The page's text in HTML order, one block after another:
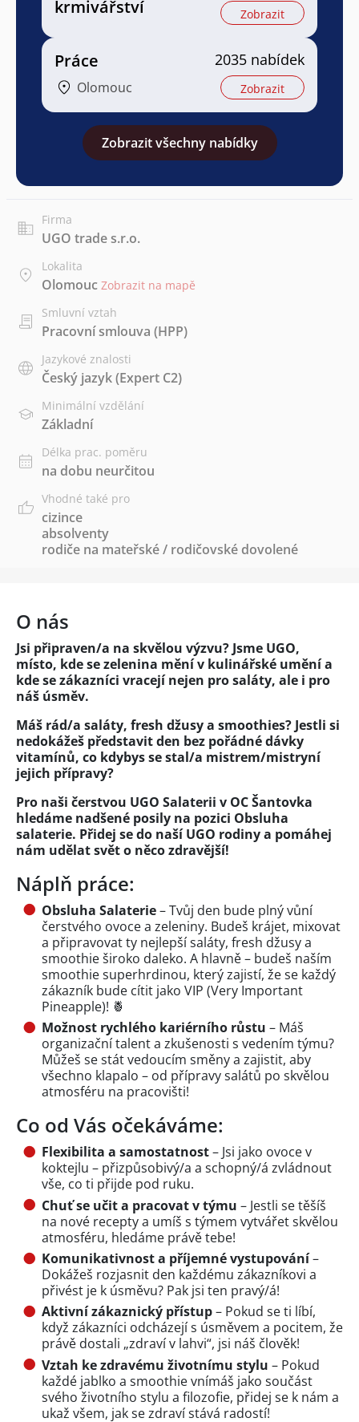
krmivářství
Zobrazit
Práce
Olomouc
2035 nabídek
Zobrazit
Zobrazit všechny nabídky
Firma
UGO trade s.r.o.
Lokalita
Olomouc Zobrazit na mapě
Smluvní vztah
Pracovní smlouva (HPP)
Jazykové znalosti
Český jazyk(Expert C2)
Minimální vzdělání
Základní
Délka prac. poměru
na dobu neurčitou
Vhodné také pro
cizince
absolventy
rodiče na mateřské / rodičovské dovolené
O nás
Jsi připraven/a na skvělou výzvu? Jsme UGO,
místo, kde se zelenina mění v kulinářské umění a
kde se zákazníci vracejí nejen pro saláty, ale i pro
náš úsměv.
Máš rád/a saláty, fresh džusy a smoothies? Jestli si
nedokážeš představit den bez pořádné dávky
vitamínů, co kdybys se stal/a mistrem/mistryní
jejich přípravy?
Pro naši čerstvou UGO Salaterii v OC Šantovka
hledáme nadšené posily na pozici Obsluha
salaterie. Přidej se do naší UGO rodiny a pomáhej
nám udělat svět o něco zdravější!
Náplň práce:
Obsluha Salaterie– Tvůj den bude plný vůní
čerstvého ovoce a zeleniny. Budeš krájet, mixovat
a připravovat ty nejlepší saláty, fresh džusy a
smoothie široko daleko. A hlavně – budeš naším
smoothie superhrdinou, který zajistí, že se každý
zákazník bude cítit jako VIP (Very Important
Pineapple)! 🍍
Možnost rychlého kariérního růstu – Máš
organizační talent a zkušenosti s vedením týmu?
Můžeš se stát vedoucím směny a zajistit, aby
všechno klapalo – od přípravy salátů po skvělou
atmosféru na pracovišti!
Co od Vás očekáváme:
Flexibilita a samostatnost– Jsi jako ovoce v
koktejlu – přizpůsobivý/a a schopný/á zvládnout
vše, co ti přijde pod ruku.
Chuťse učit a pracovat v týmu – Jestli se těšíš
na nové recepty a umíš s týmem vytvářet skvělou
atmosféru, hledáme právě tebe!
Komunikativnost a příjemné vystupování–
Dokážeš rozjasnit den každému zákazníkovi a
přivést je k úsměvu? Pak jsi ten pravý/á!
Aktivní zákaznický přístup– Pokud se ti líbí,
když zákazníci odcházejí s úsměvem a pocitem, že
právě dostali „zdraví v lahvi“, jsi náš člověk!
Vztah ke zdravému životnímu stylu – Pokud
každé jablko a smoothie vnímáš jako součást
svého životního stylu a filozofie, přidej se k nám a
ukaž všem, jak se zdraví stává radostí!